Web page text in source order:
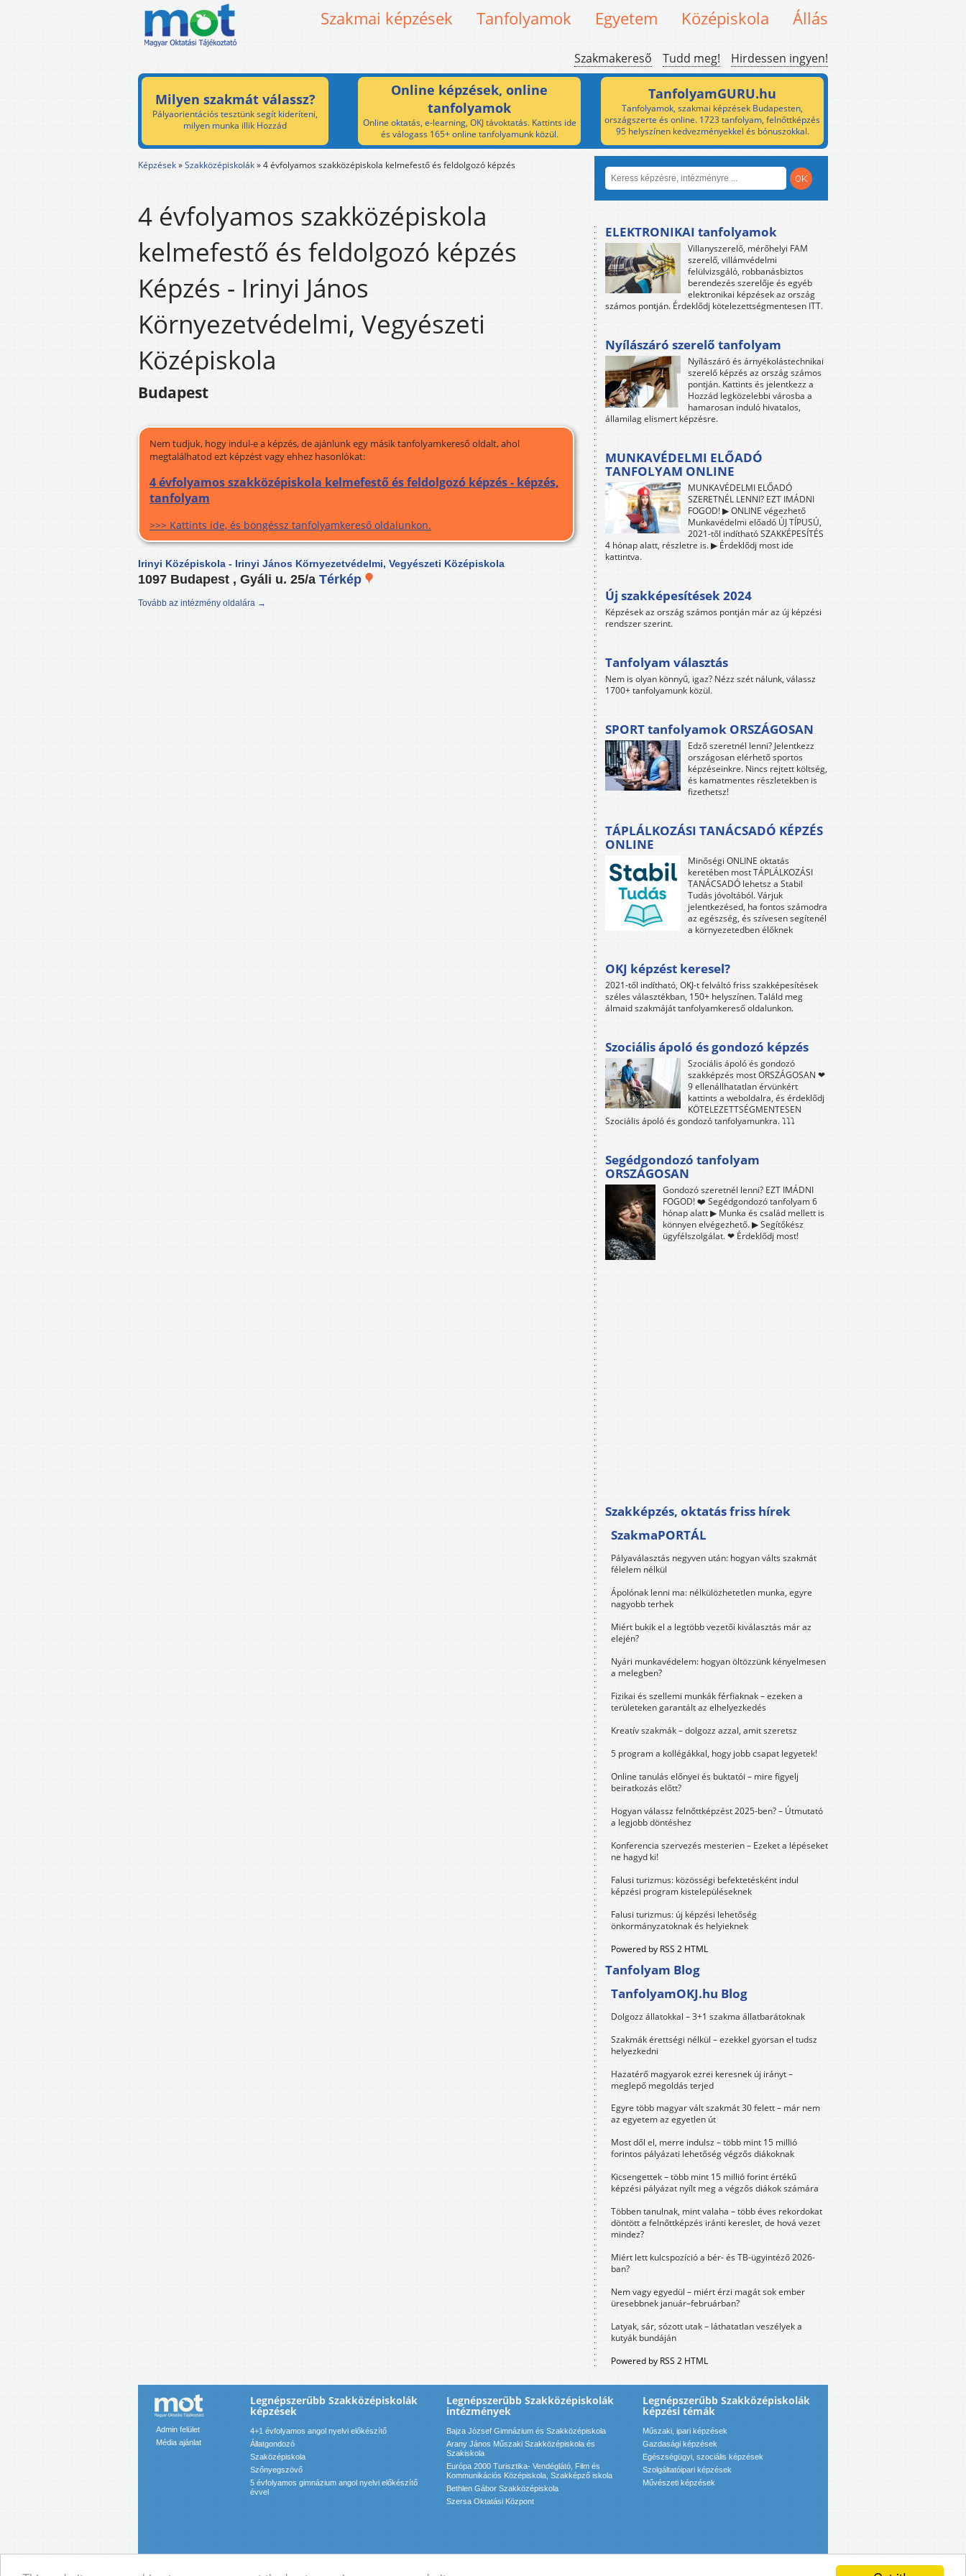
Szakmai képzések Tanfolyamok Egyetem Középiskola Állás
Szakmakereső Tudd meg! Hirdessen ingyen!
Milyen szakmát válassz?
Pályaorientációs tesztünk segít kideríteni,
milyen munka illik Hozzád
Online képzések, online
tanfolyamok
Online oktatás, e-learning, OKJ távoktatás. Kattints ide
és válogass 165+ online tanfolyamunk közül.
TanfolyamGURU.hu
Tanfolyamok, szakmai képzések Budapesten,
országszerte és online. 1723 tanfolyam, felnőttképzés
95 helyszínen kedvezményekkel és bónuszokkal.
Képzések»Szakközépiskolák»4 évfolyamos szakközépiskola kelmefestő és feldolgozó képzés
4 évfolyamos szakközépiskola
kelmefestő és feldolgozó képzés
Képzés - Irinyi János
Környezetvédelmi, Vegyészeti
Középiskola
Budapest
Nem tudjuk, hogy indul-e a képzés, de ajánlunk egy másik tanfolyamkereső oldalt, ahol
megtalálhatod ezt képzést vagy ehhez hasonlókat:
4 évfolyamos szakközépiskola kelmefestő és feldolgozó képzés - képzés,
tanfolyam
>>> Kattints ide, és böngéssz tanfolyamkereső oldalunkon.
Irinyi Középiskola - Irinyi János Környezetvédelmi, Vegyészeti Középiskola
1097 Budapest , Gyáli u. 25/a Térkép
Tovább az intézmény oldalára →
ELEKTRONIKAI tanfolyamok
Villanyszerelő, mérőhelyi FAM
szerelő, villámvédelmi
felülvizsgáló, robbanásbiztos
berendezés szerelője és egyéb
elektronikai képzések az ország
számos pontján. Érdeklődj kötelezettségmentesen ITT.
Nyílászáró szerelő tanfolyam
Nyílászáró és árnyékolástechnikai
szerelő képzés az ország számos
pontján. Kattints és jelentkezz a
Hozzád legközelebbi városba a
hamarosan induló hivatalos,
államilag elismert képzésre.
MUNKAVÉDELMI ELŐADÓ
TANFOLYAM ONLINE
MUNKAVÉDELMI ELŐADÓ
SZERETNÉL LENNI? EZT IMÁDNI
FOGOD! ▶ ONLINE végezhető
Munkavédelmi előadó ÚJ TÍPUSÚ,
2021-től indítható SZAKKÉPESÍTÉS
4 hónap alatt, részletre is. ▶ Érdeklődj most ide
kattintva.
Új szakképesítések 2024
Képzések az ország számos pontján már az új képzési
rendszer szerint.
Tanfolyam választás
Nem is olyan könnyű, igaz? Nézz szét nálunk, válassz
1700+ tanfolyamunk közül.
SPORT tanfolyamok ORSZÁGOSAN
Edző szeretnél lenni? Jelentkezz
országosan elérhető sportos
képzéseinkre. Nincs rejtett költség,
és kamatmentes részletekben is
fizethetsz!
TÁPLÁLKOZÁSI TANÁCSADÓ KÉPZÉS
ONLINE
Minőségi ONLINE oktatás
keretében most TÁPLÁLKOZÁSI
TANÁCSADÓ lehetsz a Stabil
Tudás jóvoltából. Várjuk
jelentkezésed, ha fontos számodra
az egészség, és szívesen segítenél
a környezetedben élőknek
OKJ képzést keresel?
2021-től indítható, OKJ-t felváltó friss szakképesítések
széles választékban, 150+ helyszínen. Találd meg
álmaid szakmáját tanfolyamkereső oldalunkon.
Szociális ápoló és gondozó képzés
Szociális ápoló és gondozó
szakképzés most ORSZÁGOSAN ❤
9 ellenállhatatlan érvünkért
kattints a weboldalra, és érdeklődj
KÖTELEZETTSÉGMENTESEN
Szociális ápoló és gondozó tanfolyamunkra. ⤵⤵⤵
Segédgondozó tanfolyam
ORSZÁGOSAN
Gondozó szeretnél lenni? EZT IMÁDNI
FOGOD! ❤️ Segédgondozó tanfolyam 6
hónap alatt ▶ Munka és család mellett is
könnyen elvégezhető. ▶ Segítőkész
ügyfélszolgálat. ❤ Érdeklődj most!
Szakképzés, oktatás friss hírek
SzakmaPORTÁL
Pályaválasztás negyven után: hogyan válts szakmát
félelem nélkül
Ápolónak lenni ma: nélkülözhetetlen munka, egyre
nagyobb terhek
Miért bukik el a legtöbb vezetői kiválasztás már az
elején?
Nyári munkavédelem: hogyan öltözzünk kényelmesen
a melegben?
Fizikai és szellemi munkák férfiaknak – ezeken a
területeken garantált az elhelyezkedés
Kreatív szakmák – dolgozz azzal, amit szeretsz
5 program a kollégákkal, hogy jobb csapat legyetek!
Online tanulás előnyei és buktatói – mire figyelj
beiratkozás előtt?
Hogyan válassz felnőttképzést 2025-ben? – Útmutató
a legjobb döntéshez
Konferencia szervezés mesterien – Ezeket a lépéseket
ne hagyd ki!
Falusi turizmus: közösségi befektetésként indul
képzési program kistelepüléseknek
Falusi turizmus: új képzési lehetőség
önkormányzatoknak és helyieknek
Powered by RSS 2 HTML
Tanfolyam Blog
TanfolyamOKJ.hu Blog
Dolgozz állatokkal – 3+1 szakma állatbarátoknak
Szakmák érettségi nélkül – ezekkel gyorsan el tudsz
helyezkedni
Hazatérő magyarok ezrei keresnek új irányt –
meglepő megoldás terjed
Egyre több magyar vált szakmát 30 felett – már nem
az egyetem az egyetlen út
Most dől el, merre indulsz – több mint 15 millió
forintos pályázati lehetőség végzős diákoknak
Kicsengettek – több mint 15 millió forint értékű
képzési pályázat nyílt meg a végzős diákok számára
Többen tanulnak, mint valaha – több éves rekordokat
döntött a felnőttképzés iránti kereslet, de hová vezet
mindez?
Miért lett kulcspozíció a bér- és TB-ügyintéző 2026-
ban?
Nem vagy egyedül – miért érzi magát sok ember
üresebbnek január–februárban?
Latyak, sár, sózott utak – láthatatlan veszélyek a
kutyák bundáján
Powered by RSS 2 HTML
Admin felület
Média ajánlat
Legnépszerűbb Szakközépiskolák
képzések
4+1 évfolyamos angol nyelvi előkészítő
Állatgondozó
Szaközépiskola
Szőnyegszövő
5 évfolyamos gimnázium angol nyelvi előkészítő
évvel
Legnépszerűbb Szakközépiskolák
intézmények
Bajza József Gimnázium és Szakközépiskola
Arany János Műszaki Szakközépiskola és
Szakiskola
Európa 2000 Turisztika- Vendéglátó, Film és
Kommunikációs Középiskola, Szakképző iskola
Bethlen Gábor Szakközépiskola
Szersa Oktatási Központ
Legnépszerűbb Szakközépiskolák
képzési témák
Műszaki, ipari képzések
Gazdasági képzések
Egészségügyi, szociális képzések
Szolgáltatóipari képzések
Művészeti képzések